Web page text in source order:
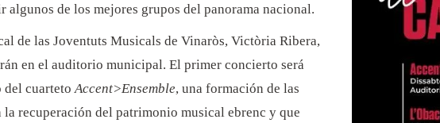
algunos de los mejores grupos del panorama nacional.
de las Joventuts Musicals de Vinaròs, Victòria Ribera,
en el auditorio municipal. El primer concierto será
del cuarteto Accent>Ensemble, una formación de las
la recuperación del patrimonio musical ebrenc y que